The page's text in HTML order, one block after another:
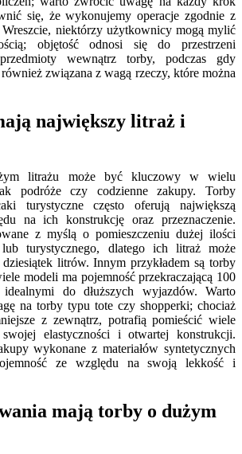
się, że wykonujemy operacje zgodnie z
Wreszcie, niektórzy użytkownicy mogą mylić
objętość odnosi się do przestrzeni
wewnątrz torby, podczas gdy
związana z wagą rzeczy, które można
największy litraż i
litrażu może być kluczowy w wielu
podróże czy codzienne zakupy. Torby
turystyczne często oferują największą
na ich konstrukcję oraz przeznaczenie.
z myślą o pomieszczeniu dużej ilości
lub turystycznego, dlatego ich litraż może
litrów. Innym przykładem są torby
modeli ma pojemność przekraczającą 100
do dłuższych wyjazdów. Warto
na torby typu tote czy shopperki; chociaż
z zewnątrz, potrafią pomieścić wiele
elastyczności i otwartej konstrukcji.
wykonane z materiałów syntetycznych
ze względu na swoją lekkość i
mają torby o dużym